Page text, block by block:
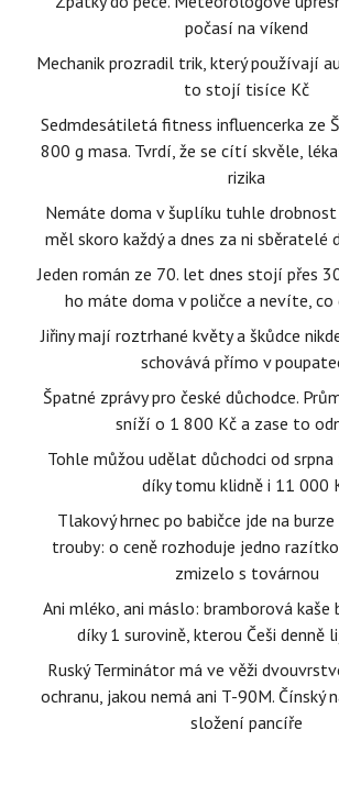
počasí na víkend
Mechanik prozradil trik, který používají
to stojí tisíce Kč
Sedmdesátiletá fitness influencerka ze
800 g masa. Tvrdí, že se cítí skvěle,
rizika
Nemáte doma v šuplíku tuhle drobnost
měl skoro každý a dnes za ni sběratelé
Jeden román ze 70. let dnes stojí přes
ho máte doma v poličce a nevíte, co
Jiřiny mají roztrhané květy a škůdce
schovává přímo v
Špatné zprávy pro české důchodce.
sníží o 1 800 Kč a zase to
Tohle můžou udělat důchodci od srpna
díky tomu klidně i 11 000
Tlakový hrnec po babičce jde na
trouby: o ceně rozhoduje jedno
zmizelo s továrnou
Ani mléko, ani máslo: bramborová kaše
díky 1 surovině, kterou Češi denně
Ruský Terminátor má ve věži
ochranu, jakou nemá ani T-90M. Čínský
složení pancíře